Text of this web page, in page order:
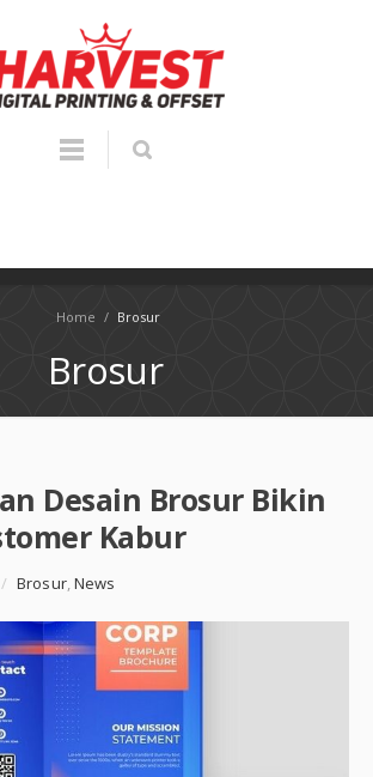
Home / Brosur
Brosur
Desain Brosur Bikin
Kabur
/ Brosur,News